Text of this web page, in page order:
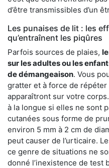
d’être transmissibles d’un
Les punaises de lit : les
qu’entraînent les piqûres
Parfois sources de plaies,
sur les adultes ou les
de démangeaison. Vous
gratter et à force de
apparaîtront sur votre
à la longue si elles ne sont
cutanées sous forme de
environ 5 mm à 2 cm de
peut causer de l’urticaire.
ce genre de situations ne
donné l’inexistence de test